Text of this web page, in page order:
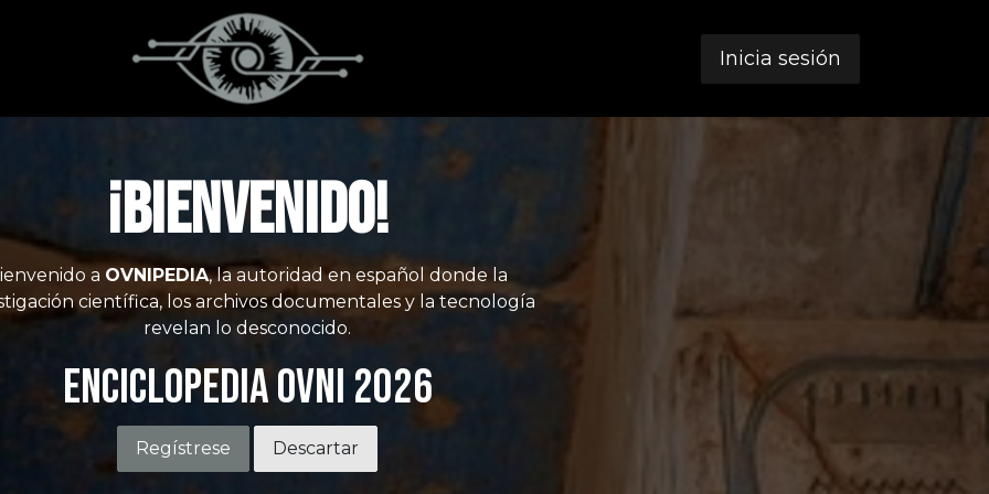
Inicia sesión
¡Bienvenido!
a OVNIPEDIA, la autoridad en español donde la
científica, los archivos documentales y la tecnología
revelan lo desconocido.
Enciclopedia OVNI 2026
Regístrese Descartar